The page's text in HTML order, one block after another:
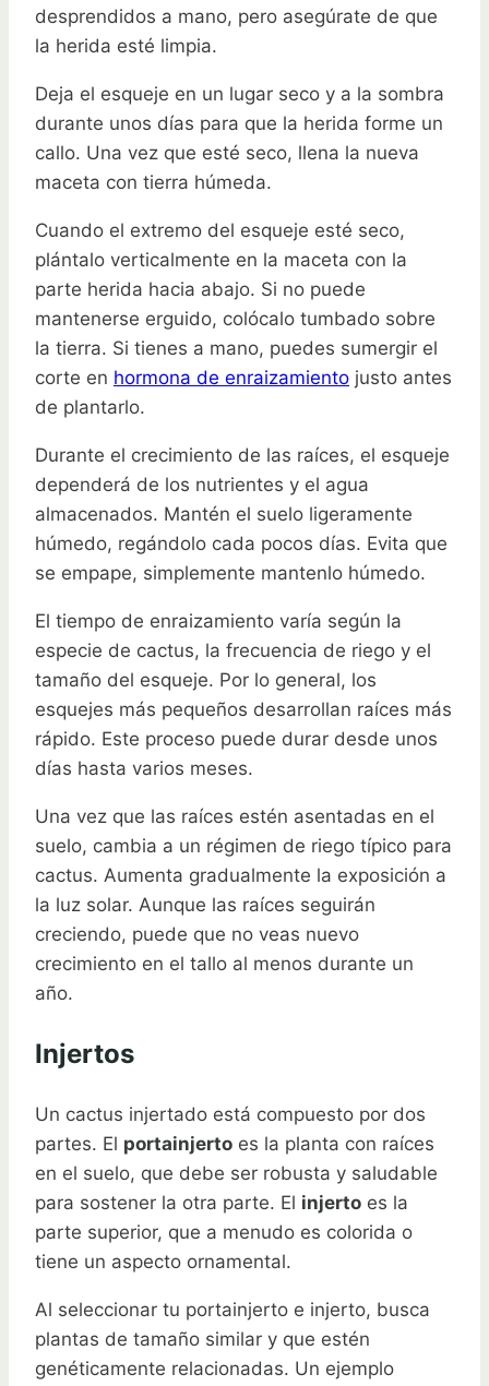
desprendidos a mano, pero asegúrate de que
la herida esté limpia.
Deja el esqueje en un lugar seco y a la sombra
durante unos días para que la herida forme un
callo. Una vez que esté seco, llena la nueva
maceta con tierra húmeda.
Cuando el extremo del esqueje esté seco,
plántalo verticalmente en la maceta con la
parte herida hacia abajo. Si no puede
mantenerse erguido, colócalo tumbado sobre
la tierra. Si tienes a mano, puedes sumergir el
corte en hormona de enraizamiento justo antes
de plantarlo.
Durante el crecimiento de las raíces, el esqueje
dependerá de los nutrientes y el agua
almacenados. Mantén el suelo ligeramente
húmedo, regándolo cada pocos días. Evita que
se empape, simplemente mantenlo húmedo.
El tiempo de enraizamiento varía según la
especie de cactus, la frecuencia de riego y el
tamaño del esqueje. Por lo general, los
esquejes más pequeños desarrollan raíces más
rápido. Este proceso puede durar desde unos
días hasta varios meses.
Una vez que las raíces estén asentadas en el
suelo, cambia a un régimen de riego típico para
cactus. Aumenta gradualmente la exposición a
la luz solar. Aunque las raíces seguirán
creciendo, puede que no veas nuevo
crecimiento en el tallo al menos durante un
año.
Injertos
Un cactus injertado está compuesto por dos
partes. El portainjerto es la planta con raíces
en el suelo, que debe ser robusta y saludable
para sostener la otra parte. El injerto es la
parte superior, que a menudo es colorida o
tiene un aspecto ornamental.
Al seleccionar tu portainjerto e injerto, busca
plantas de tamaño similar y que estén
genéticamente relacionadas. Un ejemplo